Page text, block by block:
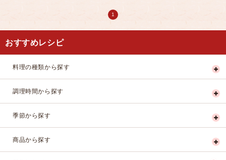
1
おすすめレシピ
料理の種類から探す
調理時間から探す
季節から探す
商品から探す